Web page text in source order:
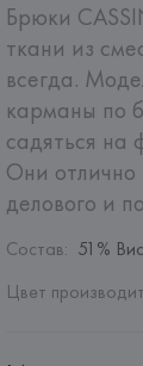
Брюки
ткани из
всегда.
карманы по
садяться на
Они отлично
делового и
Состав: 51%
Цвет